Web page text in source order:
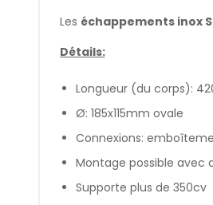
Les échappements inox
Détails:
Longueur (du corps):
Ø: 185x115mm ovale
Connexions:
Montage possible avec
Supporte plus de 350cv